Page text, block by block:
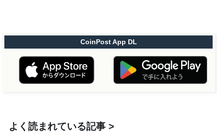
CoinPost App DL
よく読まれている記事